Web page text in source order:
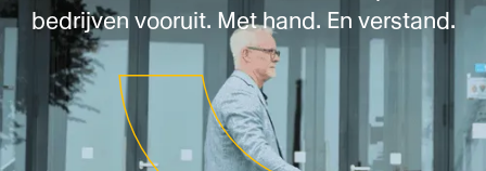
bedrijven vooruit. Met hand. En verstand.